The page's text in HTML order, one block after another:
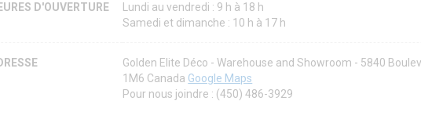
D'OUVERTURE
Lundi au vendredi : 9 h à 18 h
Samedi et dimanche : 10 h à 17 h
Golden Elite Déco - Warehouse and Showroom - 5840
1M6 Canada Google Maps
Pour nous joindre : (450) 486-3929